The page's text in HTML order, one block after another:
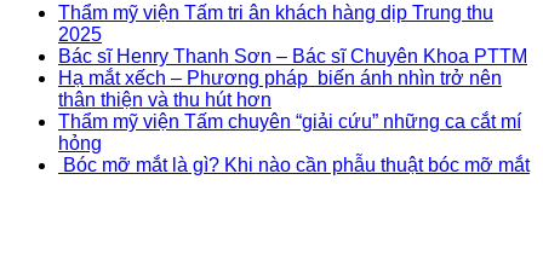
Thẩm mỹ viện Tấm tri ân khách hàng dịp Trung thu
2025
Bác sĩ Henry Thanh Sơn – Bác sĩ Chuyên Khoa PTTM
Hạ mắt xếch – Phương pháp biến ánh nhìn trở nên
thân thiện và thu hút hơn
Thẩm mỹ viện Tấm chuyên “giải cứu” những ca cắt mí
hỏng
Bóc mỡ mắt là gì? Khi nào cần phẫu thuật bóc mỡ mắt